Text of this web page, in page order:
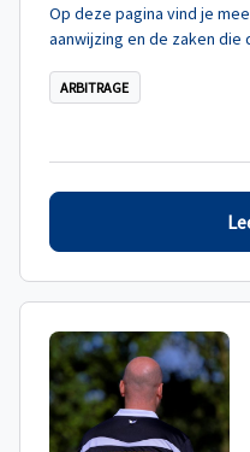
Op deze pagina vind je
aanwijzing en de zaken die
ARBITRAGE